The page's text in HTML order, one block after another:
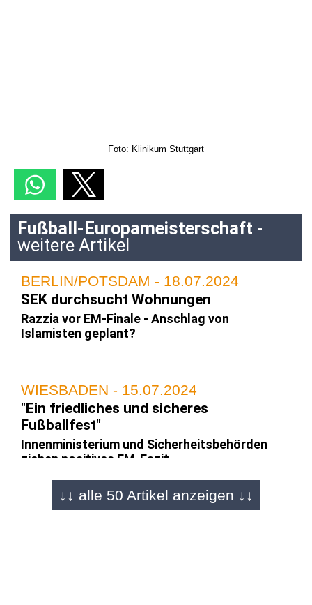
Foto: Klinikum Stuttgart
Fußball-Europameisterschaft -
weitere Artikel
BERLIN/POTSDAM - 18.07.2024
SEK durchsucht Wohnungen
Razzia vor EM-Finale - Anschlag von
Islamisten geplant?
WIESBADEN - 15.07.2024
"Ein friedliches und sicheres
Fußballfest"
Innenministerium und Sicherheitsbehörden
ziehen positives EM-Fazit
FULDA - 15.07.2024
↓↓ alle 50 Artikel anzeigen ↓↓